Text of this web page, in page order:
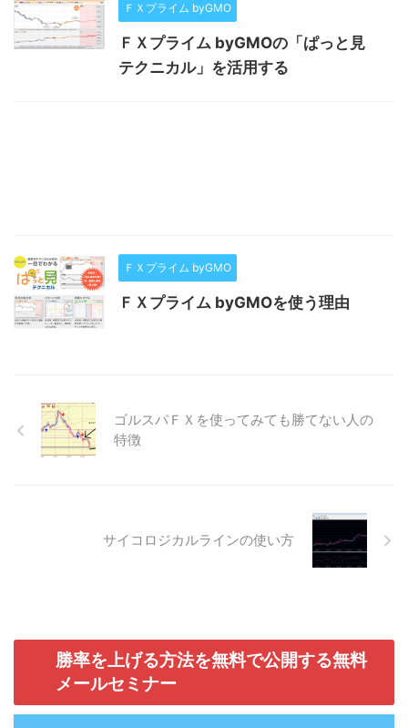
ＦＸプライム byGMO
ＦＸプライム byGMOの「ぱっと見
テクニカル」を活用する
ＦＸプライム byGMO
ＦＸプライム byGMOを使う理由
ゴルスパＦＸを使ってみても勝てない人の
特徴
サイコロジカルラインの使い方
勝率を上げる方法を無料で公開する無料
メールセミナー